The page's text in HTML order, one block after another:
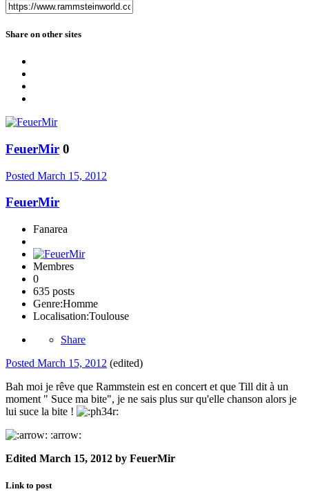
Share on other sites
FeuerMir 0
Posted March 15, 2012
FeuerMir
Fanarea
Membres
0
635 posts
Genre:Homme
Localisation:Toulouse
Share
Posted March 15, 2012 (edited)
Bah moi je rêve que Rammstein est en concert et que Till dit à un
moment " Suce ma bite", je ne sais plus sur qu'elle chanson alors je
lui suce la bite !
:arrow:
Edited March 15, 2012 by FeuerMir
Link to post